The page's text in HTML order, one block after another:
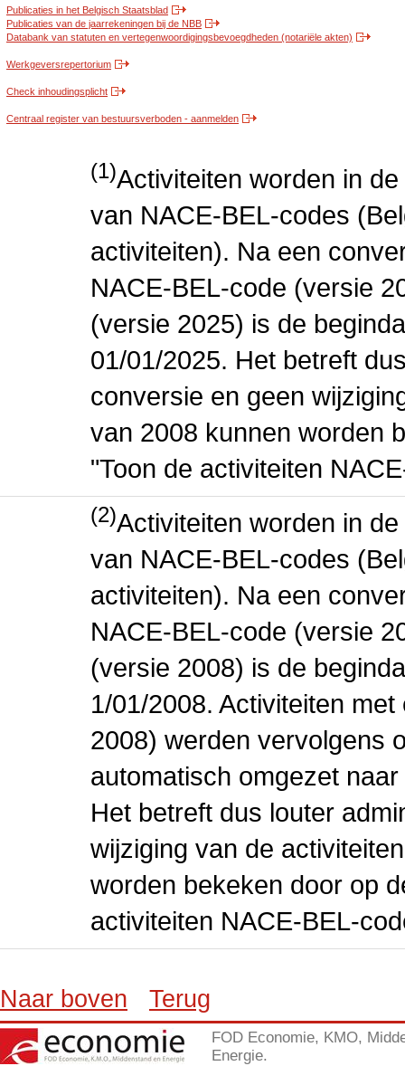
Publicaties in het Belgisch Staatsblad
Publicaties van de jaarrekeningen bij de NBB
Databank van statuten en vertegenwoordigingsbevoegdheden (notariële akten)
Werkgeversrepertorium
Check inhoudingsplicht
Centraal register van bestuursverboden - aanmelden
(1)Activiteiten worden in
van NACE-BEL-codes
activiteiten). Na een
NACE-BEL-code (versie
(versie 2025) is de
01/01/2025. Het betreft
conversie en geen
van 2008 kunnen worden
"Toon de activiteiten
(2)Activiteiten worden in
van NACE-BEL-codes
activiteiten). Na een
NACE-BEL-code (versie
(versie 2008) is de
1/01/2008. Activiteiten
2008) werden vervolgens
automatisch omgezet
Het betreft dus louter
wijziging van de
worden bekeken door op
activiteiten NACE-BEL-
Naar boven Terug
FOD Economie, KMO,
Energie.